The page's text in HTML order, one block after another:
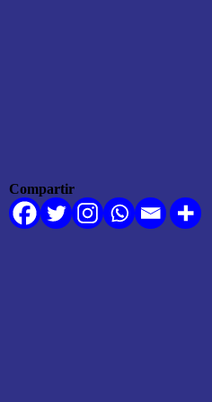
Compartir